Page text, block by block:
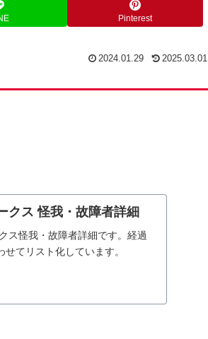
Pinterest
2024.01.29 2025.03.01
クス 怪我・故障者詳細
ス怪我・故障者詳細です。経過
てリスト化しています。